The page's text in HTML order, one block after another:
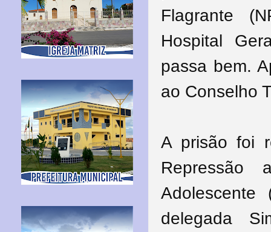
Flagrante
Hospital
passa bem.
ao Conselho
A prisão foi
Adolescente
delegada